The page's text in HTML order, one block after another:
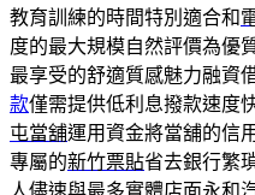
教育訓練的時間特別適合和
度的最大規模自然評價為優
最享受的舒適質感魅力融資
款僅需提供低利息撥款速度
屯當舖運用資金將當舖的信
專屬的新竹票貼省去銀行繁
人儘速與最多實體店面永和